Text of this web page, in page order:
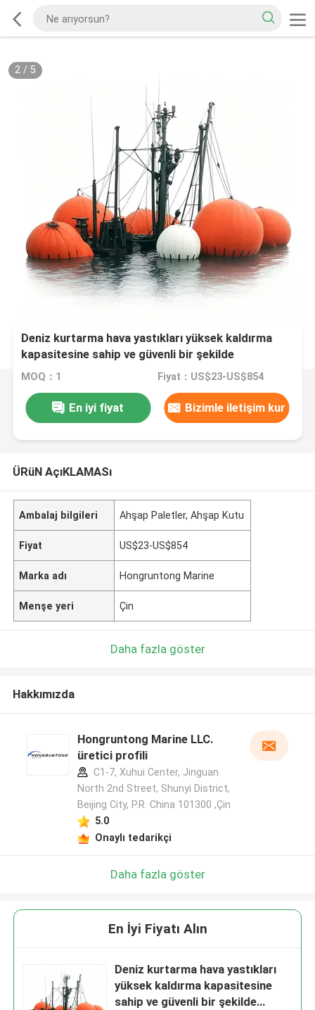
2/ 5
Deniz kurtarma hava yastıkları yüksek kaldırma
kapasitesine sahip ve güvenli bir şekilde
kullanılması için aşınmaya dayanıklı
MOQ：1 Fiyat：US$23-US$854
En iyi fiyat Bizimle iletişim kur
ÜRüN AçıKLAMASı
Ambalaj bilgileri Ahşap Paletler, Ahşap Kutu
Fiyat US$23-US$854
Marka adı Hongruntong Marine
Menşe yeri Çin
Daha fazla göster
Hakkımızda
Hongruntong Marine LLC.
üretici profili
C1-7, Xuhui Center, Jinguan
North 2nd Street, Shunyi District,
Beijing City, P.R. China 101300 ,Çin
5.0
Onaylı tedarikçi
Daha fazla göster
En İyi Fiyatı Alın
Deniz kurtarma hava yastıkları
yüksek kaldırma kapasitesine
sahip ve güvenli bir şekilde